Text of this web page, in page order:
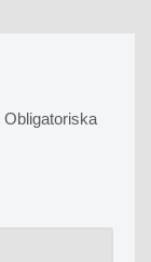
Obligatoriska